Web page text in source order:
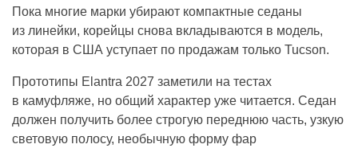
Пока многие марки убирают компактные седаны
из линейки, корейцы снова вкладываются в модель,
которая в США уступает по продажам только Tucson.
Прототипы Elantra 2027 заметили на тестах
в камуфляже, но общий характер уже читается. Седан
должен получить более строгую переднюю часть, узкую
световую полосу, необычную форму фар